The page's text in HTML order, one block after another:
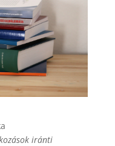
iránti